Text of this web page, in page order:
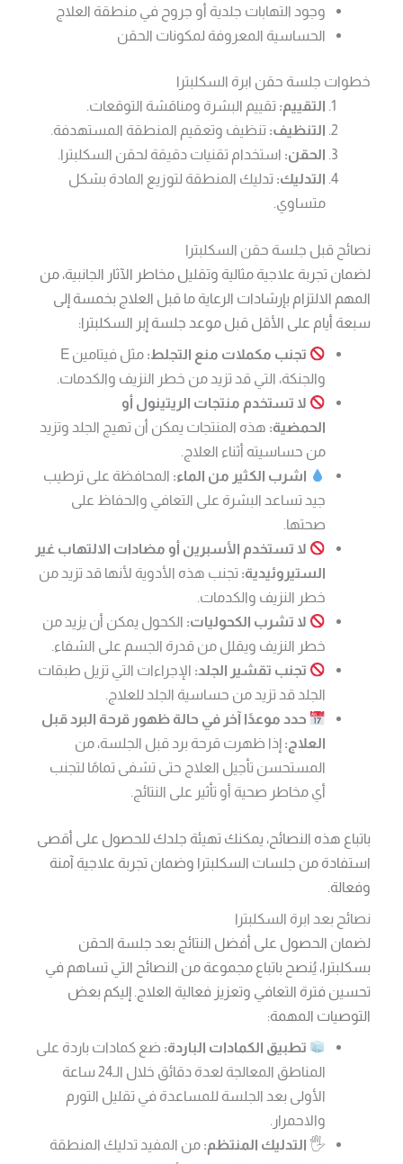
وجود التهابات جلدية أو جروح في منطقة العلاج
الحساسية المعروفة لمكونات الحقن
خطوات جلسة حقن ابرة السكلبترا
التقييم: تقييم البشرة ومناقشة التوقعات.
التنظيف: تنظيف وتعقيم المنطقة المستهدفة.
الحقن: استخدام تقنيات دقيقة لحقن السكلبترا.
التدليك: تدليك المنطقة لتوزيع المادة بشكل
متساوي.
نصائح قبل جلسة حقن السكلبترا
لضمان تجربة علاجية مثالية وتقليل مخاطر الآثار الجانبية، من
المهم الالتزام بإرشادات الرعاية ما قبل العلاج بخمسة إلى
سبعة أيام على الأقل قبل موعد جلسة إبر السكلبترا:
تجنب مكملات منع التجلط:
مثل فيتامين E
والجنكة، التي قد تزيد من خطر النزيف والكدمات.
لا تستخدم منتجات الريتينول أو
الحمضية: هذه المنتجات يمكن أن تهيج الجلد وتزيد
من حساسيته أثناء العلاج.
اشرب الكثير من الماء: المحافظة على ترطيب
جيد تساعد البشرة على التعافي والحفاظ على
صحتها.
لا تستخدم الأسبرين أو مضادات الالتهاب غير
الستيروئيدية: تجنب هذه الأدوية لأنها قد تزيد من
خطر النزيف والكدمات.
لا تشرب الكحوليات: الكحول يمكن أن يزيد من
خطر النزيف ويقلل من قدرة الجسم على الشفاء.
تجنب تقشير الجلد: الإجراءات التي تزيل طبقات
الجلد قد تزيد من حساسية الجلد للعلاج.
حدد موعدًا آخر في حالة ظهور قرحة البرد قبل
العلاج: إذا ظهرت قرحة برد قبل الجلسة، من
المستحسن تأجيل العلاج حتى تشفى تمامًا لتجنب
أي مخاطر صحية أو تأثير على النتائج.
باتباع هذه النصائح، يمكنك تهيئة جلدك للحصول على أقصى
استفادة من جلسات السكلبترا وضمان تجربة علاجية آمنة
وفعالة.
نصائح بعد ابرة السكلبترا
لضمان الحصول على أفضل النتائج بعد جلسة الحقن
بسكلبترا، يُنصح باتباع مجموعة من النصائح التي تساهم في
تحسين فترة التعافي وتعزيز فعالية العلاج. إليكم بعض
التوصيات المهمة:
تطبيق الكمادات الباردة: ضع كمادات باردة على
المناطق المعالجة لعدة دقائق خلال الـ24 ساعة
الأولى بعد الجلسة للمساعدة في تقليل التورم
والاحمرار.
🖐 التدليك المنتظم: من المفيد تدليك المنطقة